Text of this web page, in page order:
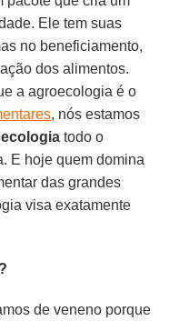
Ele tem suas
no beneficiamento,
dos alimentos.
a agroecologia é o
, nós estamos
todo o
E hoje quem domina
das grandes
visa exatamente
de veneno porque